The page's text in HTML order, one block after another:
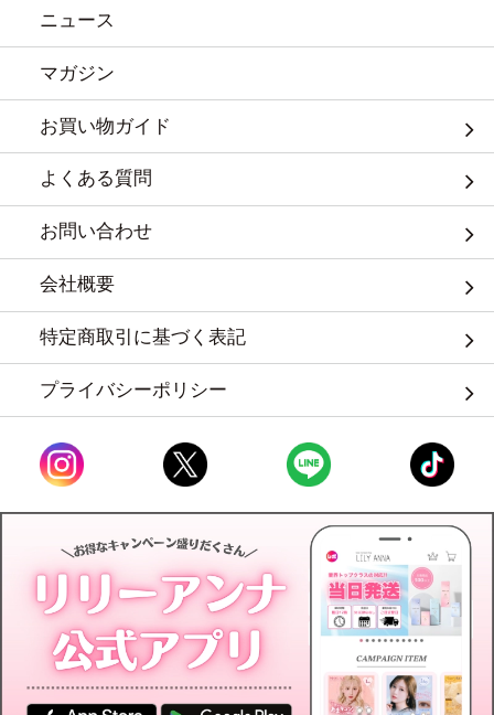
ニュース
マガジン
お買い物ガイド
よくある質問
お問い合わせ
会社概要
特定商取引に基づく表記
プライバシーポリシー